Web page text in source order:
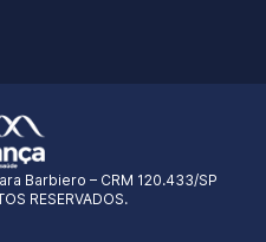
Barbiero – CRM 120.433/SP
RESERVADOS.